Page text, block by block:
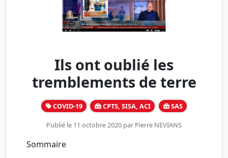
Ils ont oublié les
tremblements de terre
COVID-19 CPTS, SISA, ACI SAS
Publié le 11 octobre 2020 par Pierre NEVIANS
Sommaire